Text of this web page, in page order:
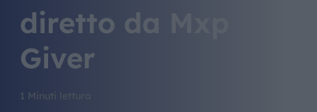
diretto da Mxp
Giver
1 Minuti lettura